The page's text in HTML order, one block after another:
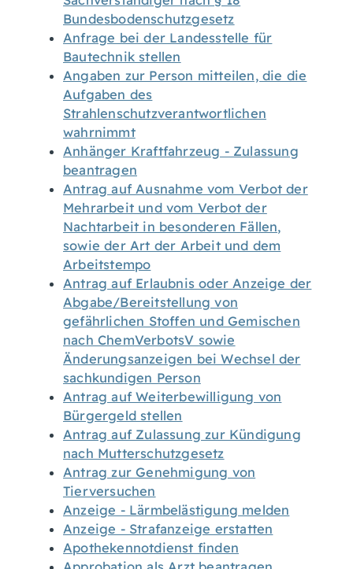
Bundesbodenschutzgesetz
Anfrage bei der Landesstelle für
Bautechnik stellen
Angaben zur Person mitteilen, die die
Aufgaben des
Strahlenschutzverantwortlichen
wahrnimmt
Anhänger Kraftfahrzeug - Zulassung
beantragen
Antrag auf Ausnahme vom Verbot der
Mehrarbeit und vom Verbot der
Nachtarbeit in besonderen Fällen,
sowie der Art der Arbeit und dem
Arbeitstempo
Antrag auf Erlaubnis oder Anzeige der
Abgabe/Bereitstellung von
gefährlichen Stoffen und Gemischen
nach ChemVerbotsV sowie
Änderungsanzeigen bei Wechsel der
sachkundigen Person
Antrag auf Weiterbewilligung von
Bürgergeld stellen
Antrag auf Zulassung zur Kündigung
nach Mutterschutzgesetz
Antrag zur Genehmigung von
Tierversuchen
Anzeige - Lärmbelästigung melden
Anzeige - Strafanzeige erstatten
Apothekennotdienst finden